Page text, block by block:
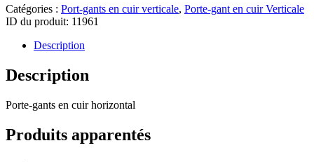
Catégories : Port-gants en cuir verticale, Porte-gant en cuir Verticale
ID du produit: 11961
Description
Description
Porte-gants en cuir horizontal
Produits apparentés